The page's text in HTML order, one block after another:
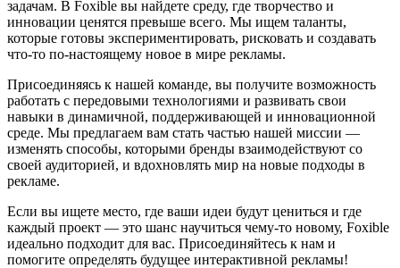
задачам. В Foxible вы найдете среду, где творчество и
инновации ценятся превыше всего. Мы ищем таланты,
которые готовы экспериментировать, рисковать и создавать
что-то по-настоящему новое в мире рекламы.
Присоединяясь к нашей команде, вы получите возможность
работать с передовыми технологиями и развивать свои
навыки в динамичной, поддерживающей и инновационной
среде. Мы предлагаем вам стать частью нашей миссии —
изменять способы, которыми бренды взаимодействуют со
своей аудиторией, и вдохновлять мир на новые подходы в
рекламе.
Если вы ищете место, где ваши идеи будут цениться и где
каждый проект — это шанс научиться чему-то новому, Foxible
идеально подходит для вас. Присоединяйтесь к нам и
помогите определять будущее интерактивной рекламы!